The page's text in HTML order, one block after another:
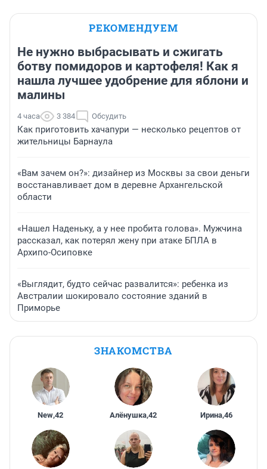
РЕКОМЕНДУЕМ
Не нужно выбрасывать и сжигать
ботву помидоров и картофеля! Как я
нашла лучшее удобрение для яблони и
малины
4 часа 3 384 Обсудить
Как приготовить хачапури — несколько рецептов от
жительницы Барнаула
«Вам зачем он?»: дизайнер из Москвы за свои деньги
восстанавливает дом в деревне Архангельской
области
«Нашел Наденьку, а у нее пробита голова». Мужчина
рассказал, как потерял жену при атаке БПЛА в
Архипо-Осиповке
«Выглядит, будто сейчас развалится»: ребенка из
Австралии шокировало состояние зданий в
Приморье
ЗНАКОМСТВА
New,42 Алёнушка,42 Ирина,46